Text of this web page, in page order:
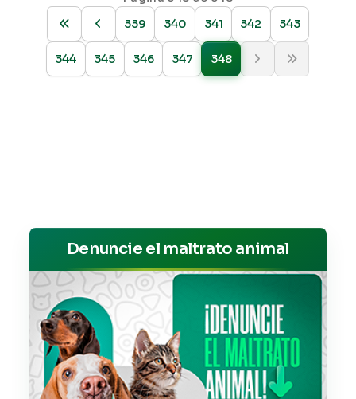
339
340 341 342 343
344 345 346 347 348
Denuncie el maltrato animal